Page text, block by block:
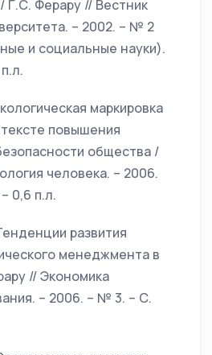
Г.С. Ферару // Вестник
– 2002. – № 2
и социальные науки).
маркировка
повышения
общества /
человека. – 2006.
0,6 п.л.
развития
менеджмента в
// Экономика
– 2006. – № 3. – С.